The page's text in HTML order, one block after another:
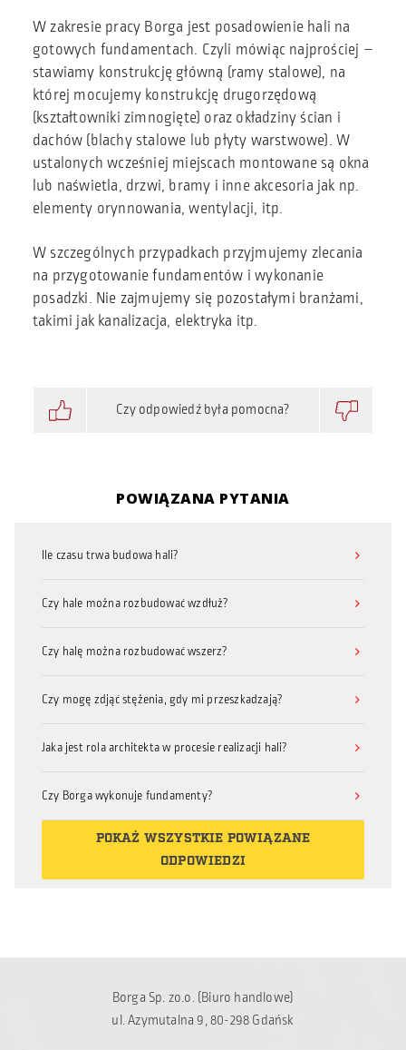
W zakresie pracy Borga jest posadowienie hali na
gotowych fundamentach. Czyli mówiąc najprościej –
stawiamy konstrukcję główną (ramy stalowe), na
której mocujemy konstrukcję drugorzędową
(kształtowniki zimnogięte) oraz okładziny ścian i
dachów (blachy stalowe lub płyty warstwowe). W
ustalonych wcześniej miejscach montowane są okna
lub naświetla, drzwi, bramy i inne akcesoria jak np.
elementy orynnowania, wentylacji, itp.
W szczególnych przypadkach przyjmujemy zlecania
na przygotowanie fundamentów i wykonanie
posadzki. Nie zajmujemy się pozostałymi branżami,
takimi jak kanalizacja, elektryka itp.
Czy odpowiedź była pomocna?
POWIĄZANA PYTANIA
Ile czasu trwa budowa hali?
Czy hale można rozbudować wzdłuż?
Czy halę można rozbudować wszerz?
Czy mogę zdjąć stężenia, gdy mi przeszkadzają?
Jaka jest rola architekta w procesie realizacji hali?
Czy Borga wykonuje fundamenty?
POKAŻ WSZYSTKIE POWIĄZANE
ODPOWIEDZI
Borga Sp. zo.o. (Biuro handlowe)
ul. Azymutalna 9, 80-298 Gdańsk